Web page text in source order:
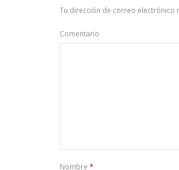
Tu dirección de correo electrónico
Comentario
Nombre *